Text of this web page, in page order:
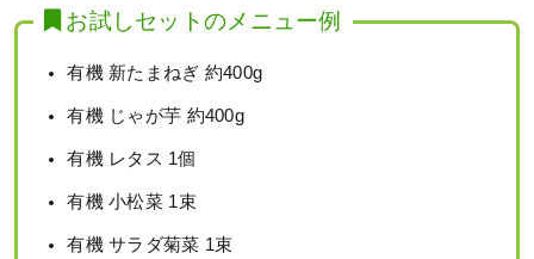
お試しセットのメニュー例
有機 新たまねぎ 約400g
有機 じゃが芋 約400g
有機 レタス 1個
有機 小松菜 1束
有機 サラダ菊菜 1束